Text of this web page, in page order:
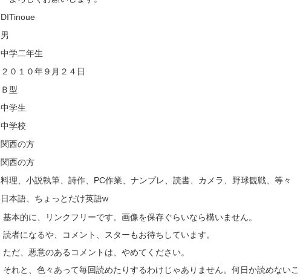
DITinoue
男
中学二年生
２０１０年９月２４日
Ｂ型
中学生
中学校
関西の方
関西の方
料理、小説執筆、詩作、PC作業、ナンプレ、読書、カメラ、野球観戦、等々
日本語、ちょっとだけ英語w
基本的に、リンクフリーです。画像を保存ぐらいなら構いません。
読者になるや、コメント、スターもお待ちしています。
ただ、悪意のあるコメントは、やめてください。
それと、色々あって毎回読めたりするわけじゃありません。何日か読めないこ